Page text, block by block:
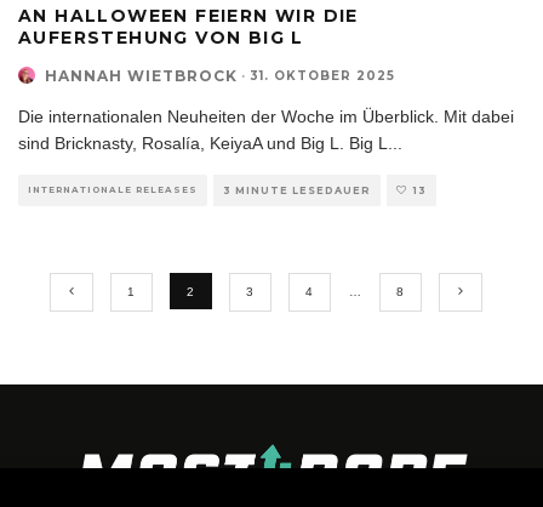
AN HALLOWEEN FEIERN WIR DIE
AUFERSTEHUNG VON BIG L
HANNAH WIETBROCK · 31. OKTOBER 2025
Die internationalen Neuheiten der Woche im Überblick. Mit dabei
sind Bricknasty, Rosalía, KeiyaA und Big L. Big L
INTERNATIONALE RELEASES 3 MINUTE LESEDAUER 13
1 2 3 4 8